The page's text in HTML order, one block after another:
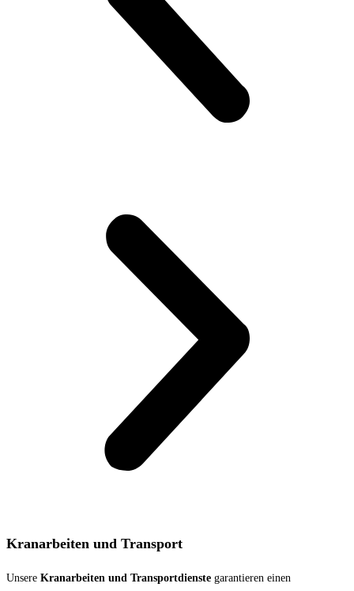
Kranarbeiten und Transport
Unsere Kranarbeiten und Transportdienste garantieren einen